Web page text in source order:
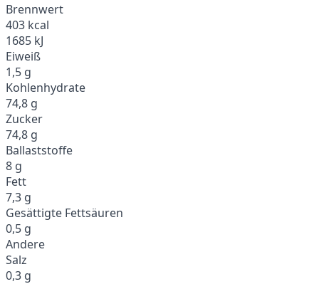
Brennwert
403 kcal
1685 kJ
Eiweiß
1,5 g
Kohlenhydrate
74,8 g
Zucker
74,8 g
Ballaststoffe
8 g
Fett
7,3 g
Gesättigte Fettsäuren
0,5 g
Andere
Salz
0,3 g